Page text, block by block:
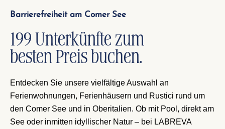
Barrierefreiheit am Comer See
199 Unterkünfte zum
besten Preis buchen.
Entdecken Sie unsere vielfältige Auswahl an
Ferienwohnungen, Ferienhäusern und Rustici rund um
den Comer See und in Oberitalien. Ob mit Pool, direkt am
See oder inmitten idyllischer Natur – bei LABREVA